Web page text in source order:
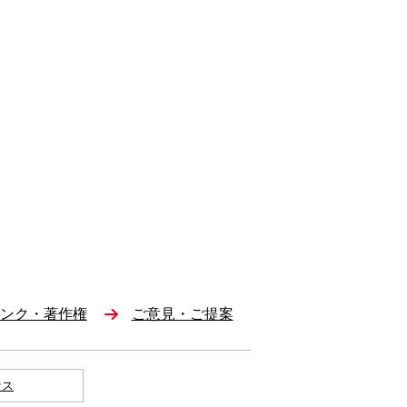
ク・著作権 ご意見・ご提案